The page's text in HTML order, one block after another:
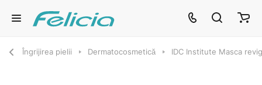
Îngrijirea pielii Dermatocosmetică IDC Institute Masca